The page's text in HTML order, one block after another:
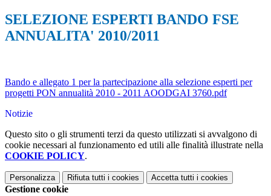
SELEZIONE ESPERTI BANDO FSE
ANNUALITA' 2010/2011
Bando e allegato 1 per la partecipazione alla selezione esperti per
progetti PON annualità 2010 - 2011 AOODGAI 3760.pdf
Notizie
Questo sito o gli strumenti terzi da questo utilizzati si avvalgono di
cookie necessari al funzionamento ed utili alle finalità illustrate nella
COOKIE POLICY.
Personalizza Rifiuta tutti i cookies Accetta tutti i cookies
Gestione cookie